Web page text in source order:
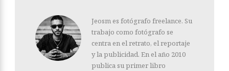
Jeosm es fotógrafo freelance. Su
trabajo como fotógrafo se
centra en el retrato, el reportaje
y la publicidad. En el año 2010
publica su primer libro